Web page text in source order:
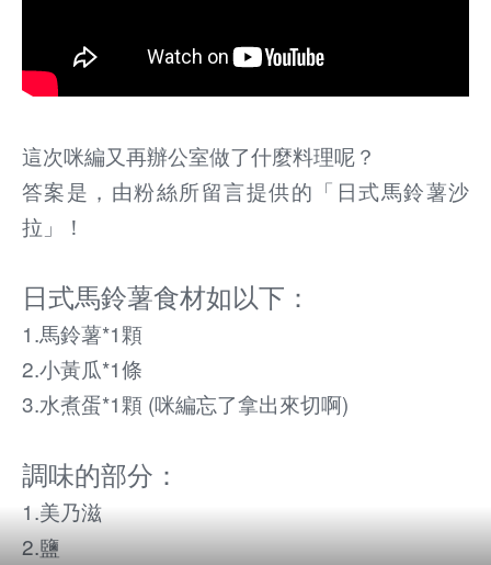
這次咪編又再辦公室做了什麼料理呢？
答案是，由粉絲所留言提供的「日式馬鈴薯沙
拉」！
日式馬鈴薯食材如以下：
1.馬鈴薯*1顆
2.小黃瓜*1條
3.水煮蛋*1顆 (咪編忘了拿出來切啊)
調味的部分：
1.美乃滋
2.鹽